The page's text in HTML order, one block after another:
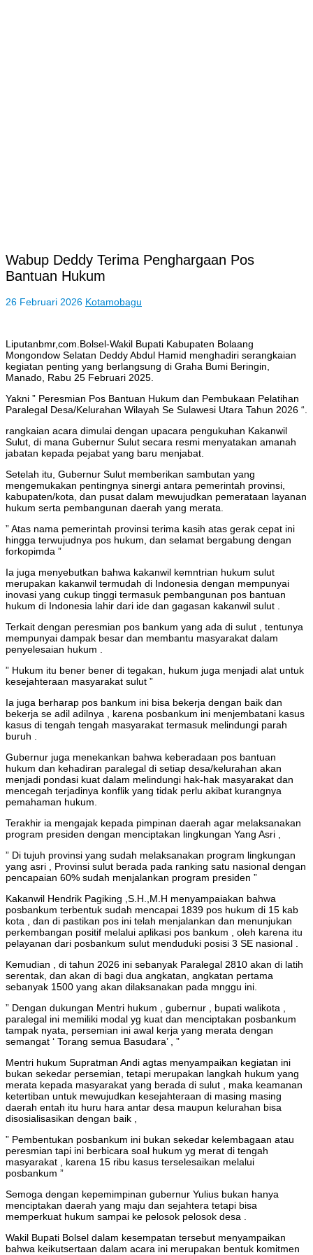
Wabup Deddy Terima Penghargaan Pos
Bantuan Hukum
26 Februari 2026 Kotamobagu
Liputanbmr,com.Bolsel-Wakil Bupati Kabupaten Bolaang
Mongondow Selatan Deddy Abdul Hamid menghadiri serangkaian
kegiatan penting yang berlangsung di Graha Bumi Beringin,
Manado, Rabu 25 Februari 2025.
Yakni ” Peresmian Pos Bantuan Hukum dan Pembukaan Pelatihan
Paralegal Desa/Kelurahan Wilayah Se Sulawesi Utara Tahun 2026 “.
rangkaian acara dimulai dengan upacara pengukuhan Kakanwil
Sulut, di mana Gubernur Sulut secara resmi menyatakan amanah
jabatan kepada pejabat yang baru menjabat.
Setelah itu, Gubernur Sulut memberikan sambutan yang
mengemukakan pentingnya sinergi antara pemerintah provinsi,
kabupaten/kota, dan pusat dalam mewujudkan pemerataan layanan
hukum serta pembangunan daerah yang merata.
” Atas nama pemerintah provinsi terima kasih atas gerak cepat ini
hingga terwujudnya pos hukum, dan selamat bergabung dengan
forkopimda ”
Ia juga menyebutkan bahwa kakanwil kemntrian hukum sulut
merupakan kakanwil termudah di Indonesia dengan mempunyai
inovasi yang cukup tinggi termasuk pembangunan pos bantuan
hukum di Indonesia lahir dari ide dan gagasan kakanwil sulut .
Terkait dengan peresmian pos bankum yang ada di sulut , tentunya
mempunyai dampak besar dan membantu masyarakat dalam
penyelesaian hukum .
” Hukum itu bener bener di tegakan, hukum juga menjadi alat untuk
kesejahteraan masyarakat sulut ”
Ia juga berharap pos bankum ini bisa bekerja dengan baik dan
bekerja se adil adilnya , karena posbankum ini menjembatani kasus
kasus di tengah tengah masyarakat termasuk melindungi parah
buruh .
Gubernur juga menekankan bahwa keberadaan pos bantuan
hukum dan kehadiran paralegal di setiap desa/kelurahan akan
menjadi pondasi kuat dalam melindungi hak-hak masyarakat dan
mencegah terjadinya konflik yang tidak perlu akibat kurangnya
pemahaman hukum.
Terakhir ia mengajak kepada pimpinan daerah agar melaksanakan
program presiden dengan menciptakan lingkungan Yang Asri ,
” Di tujuh provinsi yang sudah melaksanakan program lingkungan
yang asri , Provinsi sulut berada pada ranking satu nasional dengan
pencapaian 60% sudah menjalankan program presiden ”
Kakanwil Hendrik Pagiking ,S.H.,M.H menyampaiakan bahwa
posbankum terbentuk sudah mencapai 1839 pos hukum di 15 kab
kota , dan di pastikan pos ini telah menjalankan dan menunjukan
perkembangan positif melalui aplikasi pos bankum , oleh karena itu
pelayanan dari posbankum sulut menduduki posisi 3 SE nasional .
Kemudian , di tahun 2026 ini sebanyak Paralegal 2810 akan di latih
serentak, dan akan di bagi dua angkatan, angkatan pertama
sebanyak 1500 yang akan dilaksanakan pada mnggu ini.
” Dengan dukungan Mentri hukum , gubernur , bupati walikota ,
paralegal ini memiliki modal yg kuat dan menciptakan posbankum
tampak nyata, persemian ini awal kerja yang merata dengan
semangat ‘ Torang semua Basudara’ , ”
Mentri hukum Supratman Andi agtas menyampaikan kegiatan ini
bukan sekedar persemian, tetapi merupakan langkah hukum yang
merata kepada masyarakat yang berada di sulut , maka keamanan
ketertiban untuk mewujudkan kesejahteraan di masing masing
daerah entah itu huru hara antar desa maupun kelurahan bisa
disosialisasikan dengan baik ,
” Pembentukan posbankum ini bukan sekedar kelembagaan atau
peresmian tapi ini berbicara soal hukum yg merat di tengah
masyarakat , karena 15 ribu kasus terselesaikan melalui
posbankum ”
Semoga dengan kepemimpinan gubernur Yulius bukan hanya
menciptakan daerah yang maju dan sejahtera tetapi bisa
memperkuat hukum sampai ke pelosok pelosok desa .
Wakil Bupati Bolsel dalam kesempatan tersebut menyampaikan
bahwa keikutsertaan dalam acara ini merupakan bentuk komitmen